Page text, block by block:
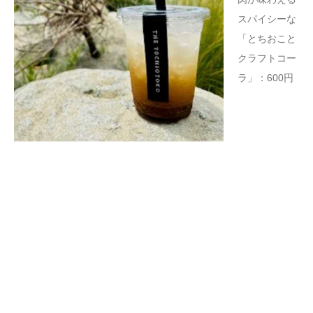
スパイシーな
「とちおこと
クラフトコー
ラ」：600円